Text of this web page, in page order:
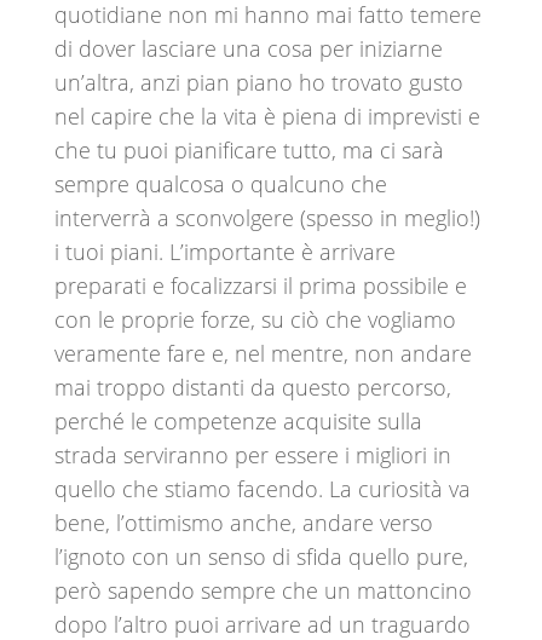
quotidiane non mi hanno mai fatto temere
di dover lasciare una cosa per iniziarne
un’altra, anzi pian piano ho trovato gusto
nel capire che la vita è piena di imprevisti e
che tu puoi pianificare tutto, ma ci sarà
sempre qualcosa o qualcuno che
interverrà a sconvolgere (spesso in meglio!)
i tuoi piani. L’importante è arrivare
preparati e focalizzarsi il prima possibile e
con le proprie forze, su ciò che vogliamo
veramente fare e, nel mentre, non andare
mai troppo distanti da questo percorso,
perché le competenze acquisite sulla
strada serviranno per essere i migliori in
quello che stiamo facendo. La curiosità va
bene, l’ottimismo anche, andare verso
l’ignoto con un senso di sfida quello pure,
però sapendo sempre che un mattoncino
dopo l’altro puoi arrivare ad un traguardo